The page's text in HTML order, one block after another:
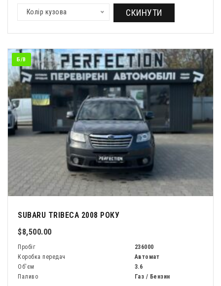
Колір кузова СКИНУТИ
Б/В
SUBARU TRIBECA 2008 РОКУ
$8,500.00
Пробіг
236000
Коробка передач
Автомат
Об'єм
3.6
Паливо
Газ / Бензин